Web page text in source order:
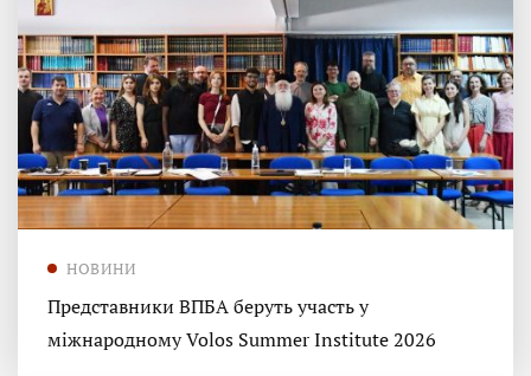
НОВИНИ
Представники ВПБА беруть участь у
міжнародному Volos Summer Institute 2026